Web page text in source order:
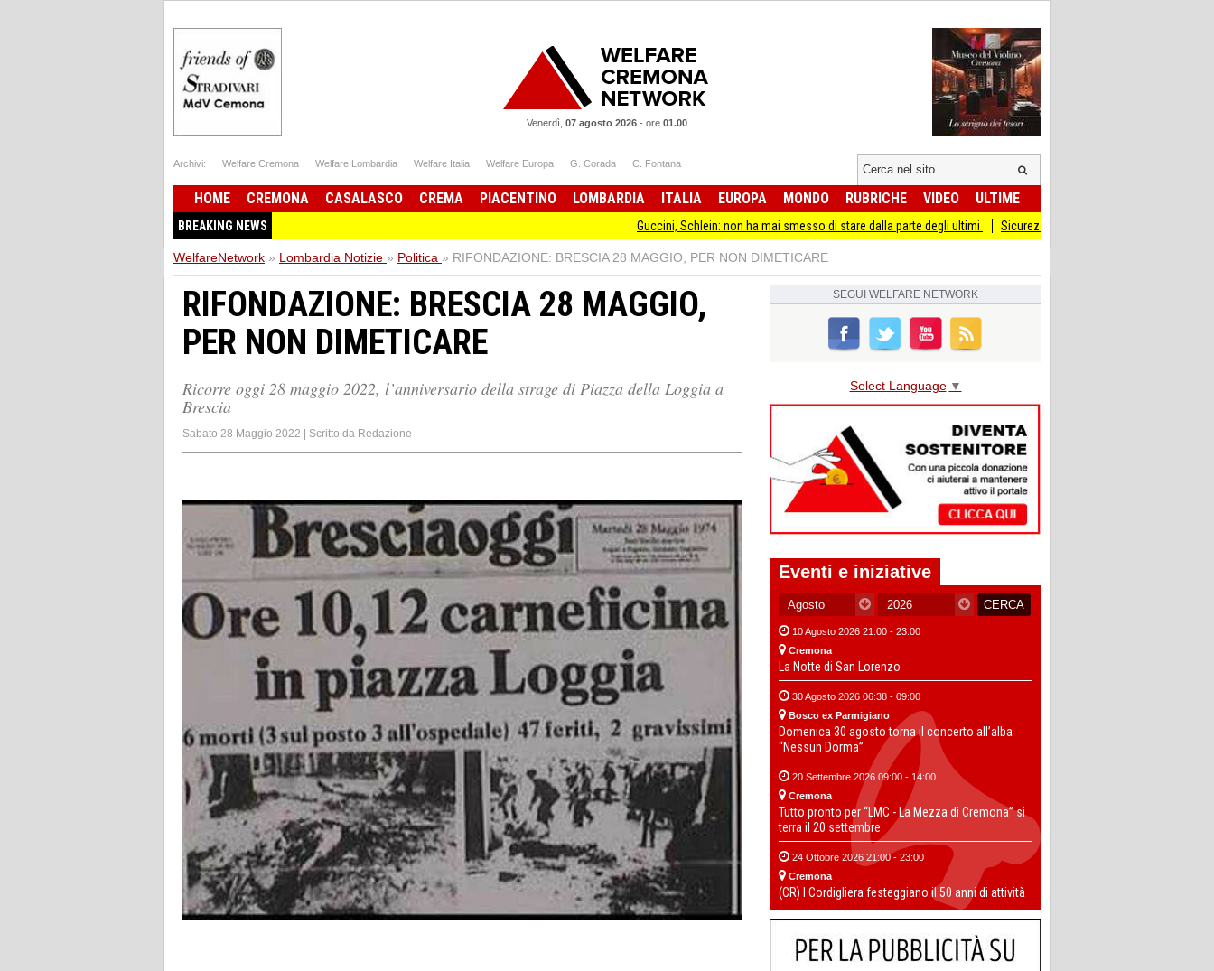
Venerdì, 07 agosto 2026 - ore 01.00
Archivi: Welfare Cremona Welfare Lombardia Welfare Italia Welfare Europa G. Corada C. Fontana
HOME CREMONA CASALASCO CREMA PIACENTINO LOMBARDIA ITALIA EUROPA MONDO RUBRICHE VIDEO ULTIME
BREAKING NEWS Guccini, Schlein: non ha mai smesso di stare dalla parte degli ultimi Sicurezza I Giovani Democratici ribattono ai Giovani
WelfareNetwork » Lombardia Notizie » Politica » RIFONDAZIONE: BRESCIA 28 MAGGIO, PER NON DIMETICARE
RIFONDAZIONE: BRESCIA 28 MAGGIO,
PER NON DIMETICARE
Ricorre oggi 28 maggio 2022, l’anniversario della strage di Piazza della Loggia a
Brescia
Sabato 28 Maggio 2022 | Scritto da Redazione
SEGUI WELFARE NETWORK
Select Language ▼
Eventi e iniziative
10 Agosto 2026 21:00 - 23:00
Cremona
La Notte di San Lorenzo
30 Agosto 2026 06:38 - 09:00
Bosco ex Parmigiano
Domenica 30 agosto torna il concerto all’alba
“Nessun Dorma”
20 Settembre 2026 09:00 - 14:00
Cremona
Tutto pronto per “LMC - La Mezza di Cremona” si
terra il 20 settembre
24 Ottobre 2026 21:00 - 23:00
Cremona
(CR) I Cordigliera festeggiano il 50 anni di attività